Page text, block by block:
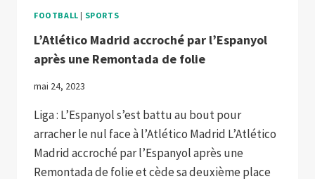
FOOTBALL | SPORTS
L’Atlético Madrid accroché par l’Espanyol
après une Remontada de folie
mai 24, 2023
Liga : L’Espanyol s’est battu au bout pour
arracher le nul face à l’Atlético Madrid L’Atlético
Madrid accroché par l’Espanyol après une
Remontada de folie et cède sa deuxième place